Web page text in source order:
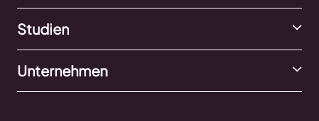
Studien
Unternehmen